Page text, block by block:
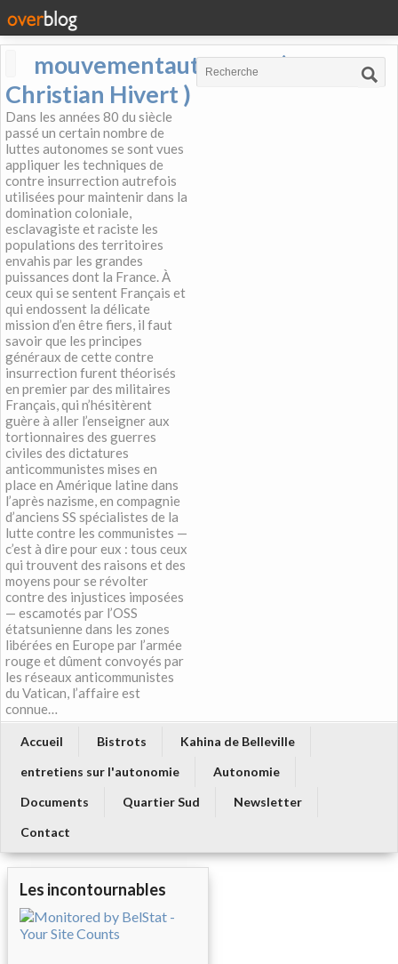
mouvementautonome (
Christian Hivert )
Dans les années 80 du siècle
passé un certain nombre de
luttes autonomes se sont vues
appliquer les techniques de
contre insurrection autrefois
utilisées pour maintenir dans la
domination coloniale,
esclavagiste et raciste les
populations des territoires
envahis par les grandes
puissances dont la France. À
ceux qui se sentent Français et
qui endossent la délicate
mission d’en être fiers, il faut
savoir que les principes
généraux de cette contre
insurrection furent théorisés
en premier par des militaires
Français, qui n’hésitèrent
guère à aller l’enseigner aux
tortionnaires des guerres
civiles des dictatures
anticommunistes mises en
place en Amérique latine dans
l’après nazisme, en compagnie
d’anciens SS spécialistes de la
lutte contre les communistes —
c’est à dire pour eux : tous ceux
qui trouvent des raisons et des
moyens pour se révolter
contre des injustices imposées
— escamotés par l’OSS
étatsunienne dans les zones
libérées en Europe par l’armée
rouge et dûment convoyés par
les réseaux anticommunistes
du Vatican, l’affaire est
connue…
Accueil Bistrots
Kahina de Belleville
entretiens sur l'autonomie
Autonomie
Documents
Quartier Sud
Newsletter
Contact
Les incontournables